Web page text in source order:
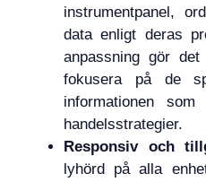
instrumentpanel,
data enligt deras
anpassning gör
fokusera på de
informationen
handelsstrategier.
Responsiv och
lyhörd på alla